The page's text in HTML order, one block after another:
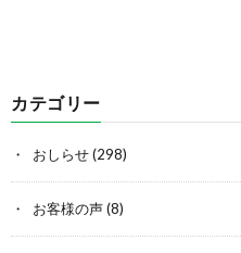
カテゴリー
おしらせ(298)
お客様の声(8)